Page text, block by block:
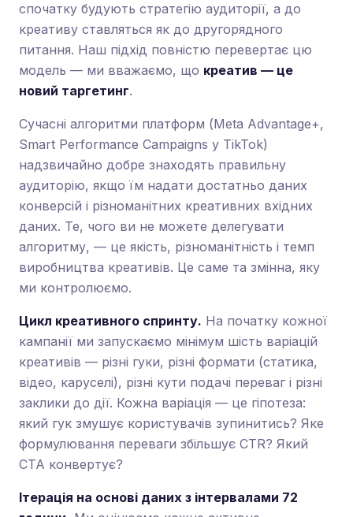
спочатку будують стратегію аудиторії, а до
креативу ставляться як до другорядного
питання. Наш підхід повністю перевертає цю
модель — ми вважаємо, що креатив — це
новий таргетинг.
Сучасні алгоритми платформ (Meta Advantage+,
Smart Performance Campaigns у TikTok)
надзвичайно добре знаходять правильну
аудиторію, якщо їм надати достатньо даних
конверсій і різноманітних креативних вхідних
даних. Те, чого ви не можете делегувати
алгоритму, — це якість, різноманітність і темп
виробництва креативів. Це саме та змінна, яку
ми контролюємо.
Цикл креативного спринту. На початку кожної
кампанії ми запускаємо мінімум шість варіацій
креативів — різні гуки, різні формати (статика,
відео, каруселі), різні кути подачі переваг і різні
заклики до дії. Кожна варіація — це гіпотеза:
який гук змушує користувачів зупинитись? Яке
формулювання переваги збільшує CTR? Який
CTA конвертує?
Ітерація на основі даних з інтервалами 72